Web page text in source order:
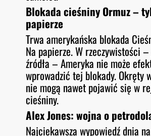
Blokada cieśniny Ormuz –
papierze
Trwa amerykańska blokada
Na papierze. W rzeczywistości
źródła – Ameryka nie może
wprowadzić tej blokady. Okręty
nie mogą nawet pojawić się w
cieśniny.
Alex Jones: wojna o
Najciekawsza wypowiedź dnia